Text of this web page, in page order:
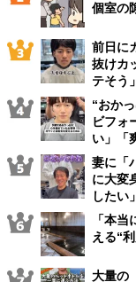
個室の
前日に
抜けカ
テそう
“おか
ビフォ
い」「
妻に「
に大変
したい
「本
える“
大量の